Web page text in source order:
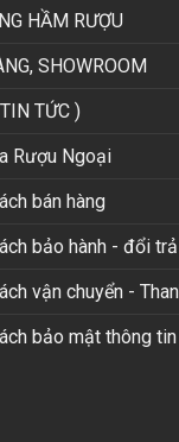
HẦM RƯỢU
SHOWROOM
TỨC )
Rượu Ngoại
bán hàng
bảo hành - đổi trả
vận chuyển -
bảo mật thông tin